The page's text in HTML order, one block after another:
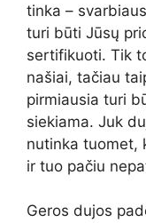
tinka –
turi būti Jūsų
sertifikuoti. Tik
našiai, tačiau
pirmiausia turi
siekiama. Juk
nutinka tuomet,
ir tuo pačiu
Geros dujos